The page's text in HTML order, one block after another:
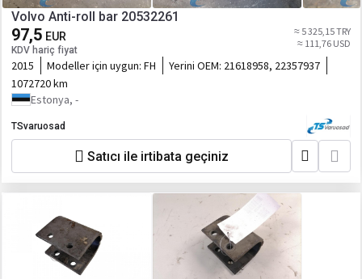
Volvo Anti-roll bar 20532261
97,5 EUR
KDV hariç fiyat
≈ 5 325,15 TRY
≈ 111,76 USD
2015 Modeller için uygun: FH Yerini OEM: 21618958, 22357937
1072720 km
Estonya, -
TSvaruosad
Satıcı ile irtibata geçiniz